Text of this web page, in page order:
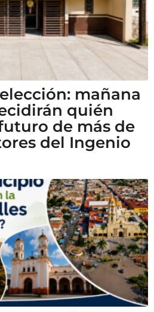
mañana
quién
de más de
del Ingenio